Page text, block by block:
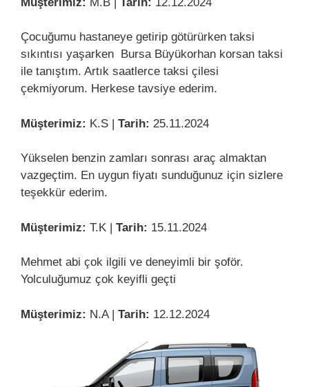
Çocuğumu hastaneye getirip götürürken taksi
sıkıntısı yaşarken Bursa Büyükorhan korsan taksi
ile tanıştım. Artık saatlerce taksi çilesi
çekmiyorum. Herkese tavsiye ederim.
Müşterimiz: K.S | Tarih: 25.11.2024
Yükselen benzin zamları sonrası araç almaktan
vazgeçtim. En uygun fiyatı sunduğunuz için sizlere
teşekkür ederim.
Müşterimiz: T.K | Tarih: 15.11.2024
Mehmet abi çok ilgili ve deneyimli bir şoför.
Yolculuğumuz çok keyifli geçti
Müşterimiz: N.A | Tarih: 12.12.2024